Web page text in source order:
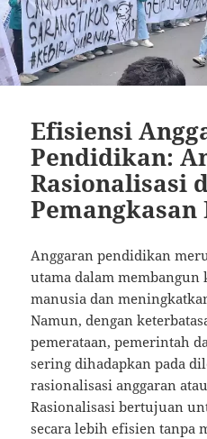
Efisiensi
Pendidikan:
Rasionalisasi
Anggaran pendidikan
utama dalam membangun
manusia dan
Namun, dengan
pemerataan, pemerintah
sering dihadapkan pada
rasionalisasi anggaran
Rasionalisasi bertujuan
secara lebih efisien tanpa